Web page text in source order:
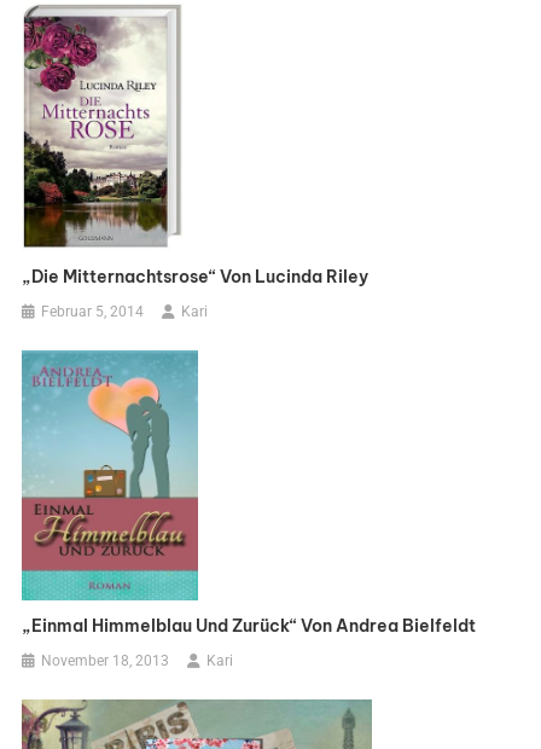
„Die Mitternachtsrose“ Von Lucinda Riley
Februar 5, 2014 Kari
„Einmal Himmelblau Und Zurück“ Von Andrea Bielfeldt
November 18, 2013 Kari